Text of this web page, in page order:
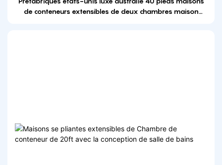
de conteneurs extensibles de deux chambres maison